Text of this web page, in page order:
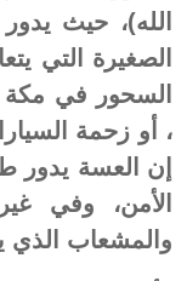
الله)، حيث
الصغيرة التي
السحور في مكة
، أو زحمة
إن العسة يدور
الأمن، وفي
والمشعاب الذي